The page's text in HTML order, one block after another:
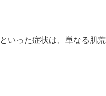
といった症状は、単なる肌